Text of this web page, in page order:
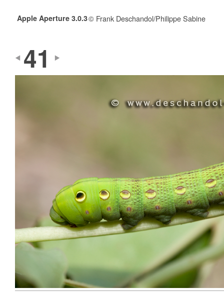
Apple Aperture 3.0.3© Frank Deschandol/Philippe Sabine
41